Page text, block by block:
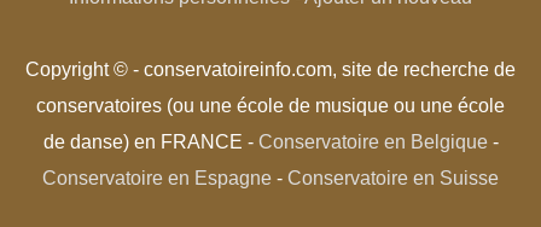
Copyright © - conservatoireinfo.com, site de recherche de
conservatoires (ou une école de musique ou une école
de danse) en FRANCE - Conservatoire en Belgique-
Conservatoire en Espagne - Conservatoire en Suisse